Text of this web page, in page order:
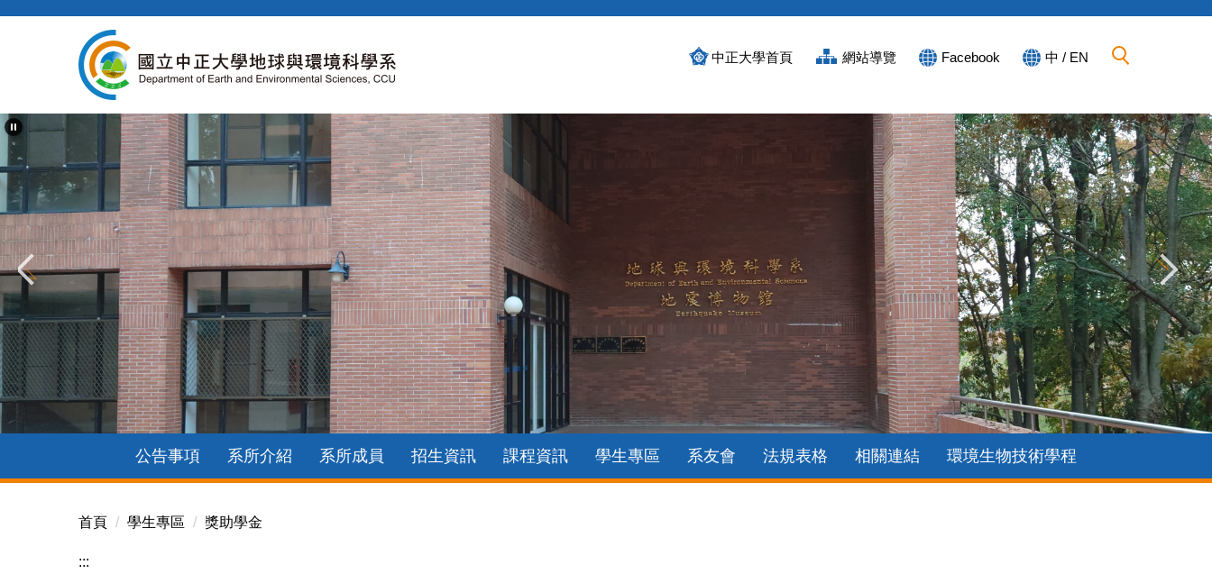
內
容
區
中正大學首頁 網站導覽 Facebook 中 / EN
公告事項 系所介紹 系所成員 招生資訊 課程資訊 學生專區 系友會 法規表格 相關連結 環境生物技術學程
首頁 學生專區 獎助學金
:::